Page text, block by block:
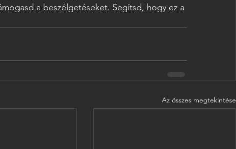
a beszélgetéseket. Segítsd, hogy ez a
Az összes megtekintése